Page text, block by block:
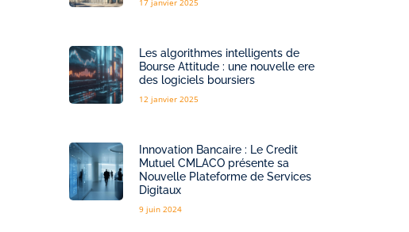
17 janvier 2025
Les algorithmes intelligents de
Bourse Attitude : une nouvelle ere
des logiciels boursiers
12 janvier 2025
Innovation Bancaire : Le Credit
Mutuel CMLACO présente sa
Nouvelle Plateforme de Services
Digitaux
9 juin 2024